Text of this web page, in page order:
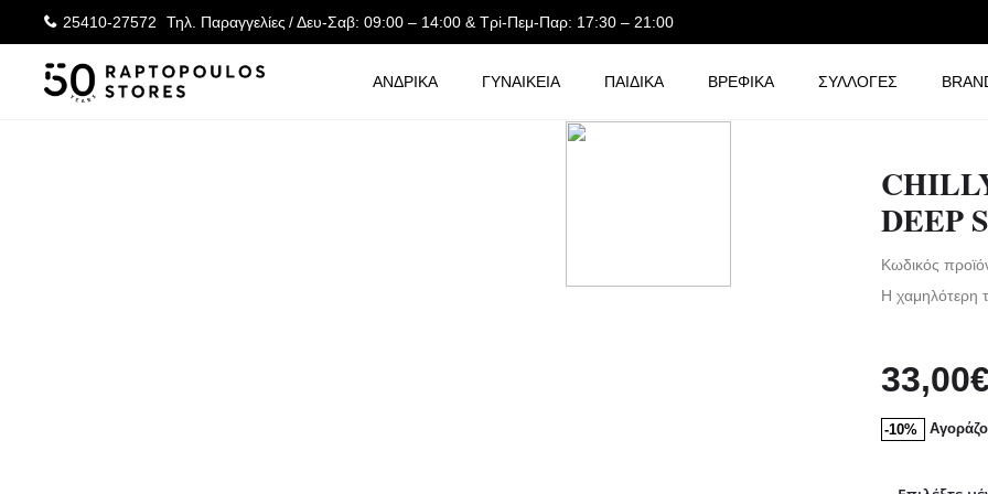
25410-27572 Τηλ. Παραγγελίες / Δευ-Σαβ: 09:00 – 14:00 & Τρi-Πεμ-Παρ: 17:30 – 21:00
ΑΝΔΡΙΚΑ ΓΥΝΑΙΚΕΙΑ ΠΑΙΔΙΚΑ ΒΡΕΦΙΚΑ ΣΥΛΛΟΓΕΣ
ΑΡΧΙΚΉ ΣΕΛΊΔΑ ΑΞΕΣΟΥΑΡ ΠΑΓΟΥΡΙΑ-ΘΕΡΜΟΙ CHILLY’S BOTTLES GRADIENT | DEEP SPRING 500ML
DEEP
Κωδικός
Η χαμηλότερη
33,00
-10%